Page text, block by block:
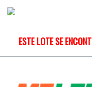
ESTE LOTE SE